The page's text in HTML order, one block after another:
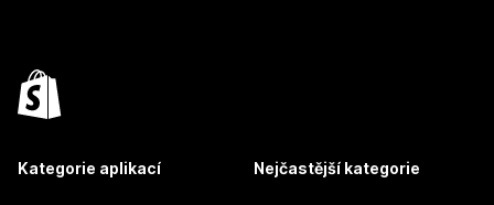
Kategorie aplikací Nejčastější kategorie